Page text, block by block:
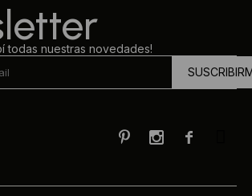
todas nuestras novedades!

 